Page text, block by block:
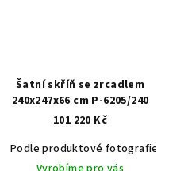
Akát vintage BT1551
Dub světlý
Šatní skříň se zrcadlem
240x247x66 cm P-6205/240
101 220 Kč
Podle produktové fotografie